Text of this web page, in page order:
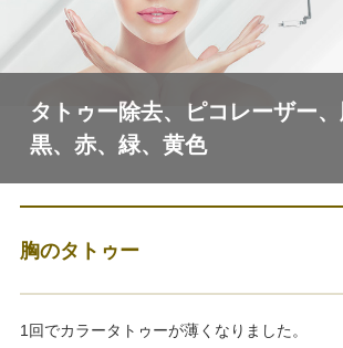
タトゥー除去、ピコレーザー、
黒、赤、緑、黄色
胸のタトゥー
1回でカラータトゥーが薄くなりました。